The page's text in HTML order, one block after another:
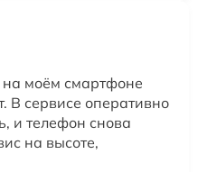
моём смартфоне
В сервисе оперативно
и телефон снова
на высоте,